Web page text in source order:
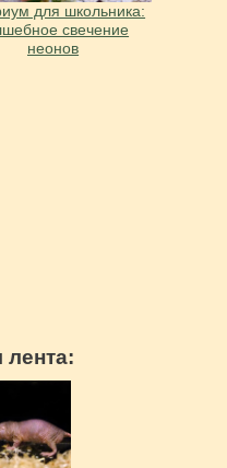
для школьника:
свечение
неонов
лента: